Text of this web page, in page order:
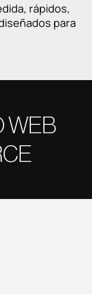
rápidos,
para
WEB